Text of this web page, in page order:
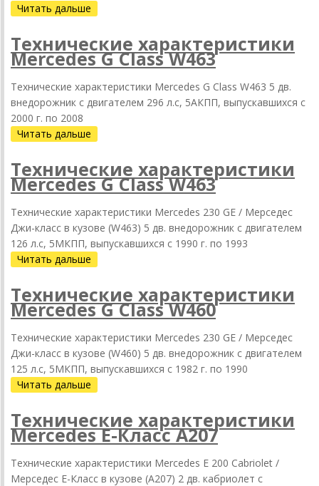
Читать дальше
Технические характеристики
Mercedes G Class W463
Технические характеристики Mercedes G Class W463 5 дв.
внедорожник с двигателем 296 л.с, 5АКПП, выпускавшихся c
2000 г. по 2008
Читать дальше
Технические характеристики
Mercedes G Class W463
Технические характеристики Mercedes 230 GE / Мерседес
Джи-класс в кузове (W463) 5 дв. внедорожник с двигателем
126 л.с, 5МКПП, выпускавшихся c 1990 г. по 1993
Читать дальше
Технические характеристики
Mercedes G Class W460
Технические характеристики Mercedes 230 GE / Мерседес
Джи-класс в кузове (W460) 5 дв. внедорожник с двигателем
125 л.с, 5МКПП, выпускавшихся c 1982 г. по 1990
Читать дальше
Технические характеристики
Mercedes Е-Класс A207
Технические характеристики Mercedes E 200 Cabriolet /
Мерседес Е-Класс в кузове (A207) 2 дв. кабриолет с